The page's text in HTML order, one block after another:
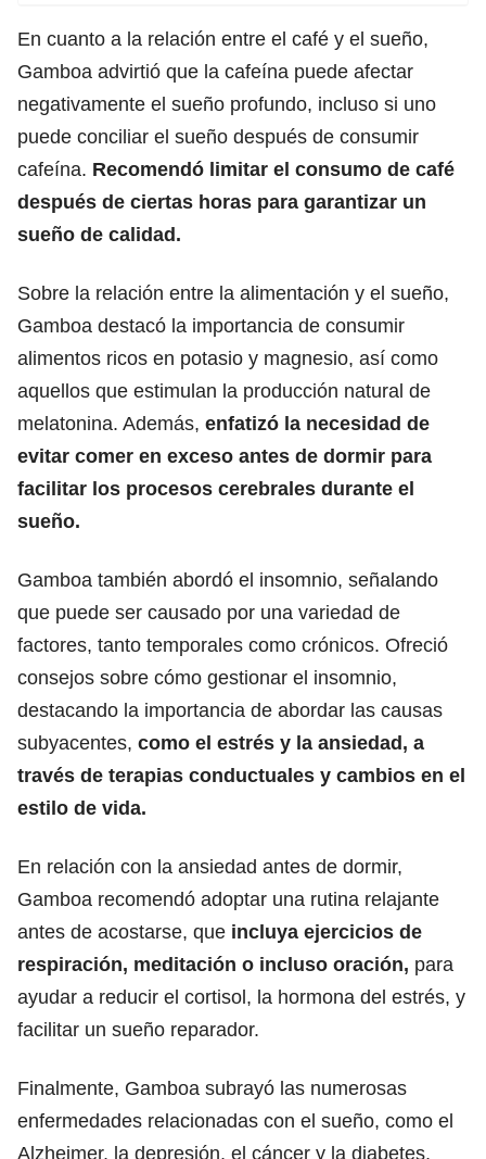
En cuanto a la relación entre el café y el sueño,
Gamboa advirtió que la cafeína puede afectar
negativamente el sueño profundo, incluso si uno
puede conciliar el sueño después de consumir
cafeína. Recomendó limitar el consumo de café
después de ciertas horas para garantizar un
sueño de calidad.
Sobre la relación entre la alimentación y el sueño,
Gamboa destacó la importancia de consumir
alimentos ricos en potasio y magnesio, así como
aquellos que estimulan la producción natural de
melatonina. Además, enfatizó la necesidad de
evitar comer en exceso antes de dormir para
facilitar los procesos cerebrales durante el
sueño.
Gamboa también abordó el insomnio, señalando
que puede ser causado por una variedad de
factores, tanto temporales como crónicos. Ofreció
consejos sobre cómo gestionar el insomnio,
destacando la importancia de abordar las causas
subyacentes, como el estrés y la ansiedad, a
través de terapias conductuales y cambios en el
estilo de vida.
En relación con la ansiedad antes de dormir,
Gamboa recomendó adoptar una rutina relajante
antes de acostarse, que incluya ejercicios de
respiración, meditación o incluso oración, para
ayudar a reducir el cortisol, la hormona del estrés, y
facilitar un sueño reparador.
Finalmente, Gamboa subrayó las numerosas
enfermedades relacionadas con el sueño, como el
Alzheimer, la depresión, el cáncer y la diabetes,